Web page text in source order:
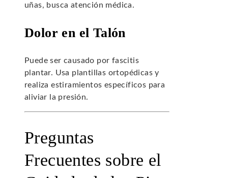
uñas, busca atención médica.
Dolor en el Talón
Puede ser causado por fascitis
plantar. Usa plantillas ortopédicas y
realiza estiramientos específicos para
aliviar la presión.
Preguntas
Frecuentes sobre el